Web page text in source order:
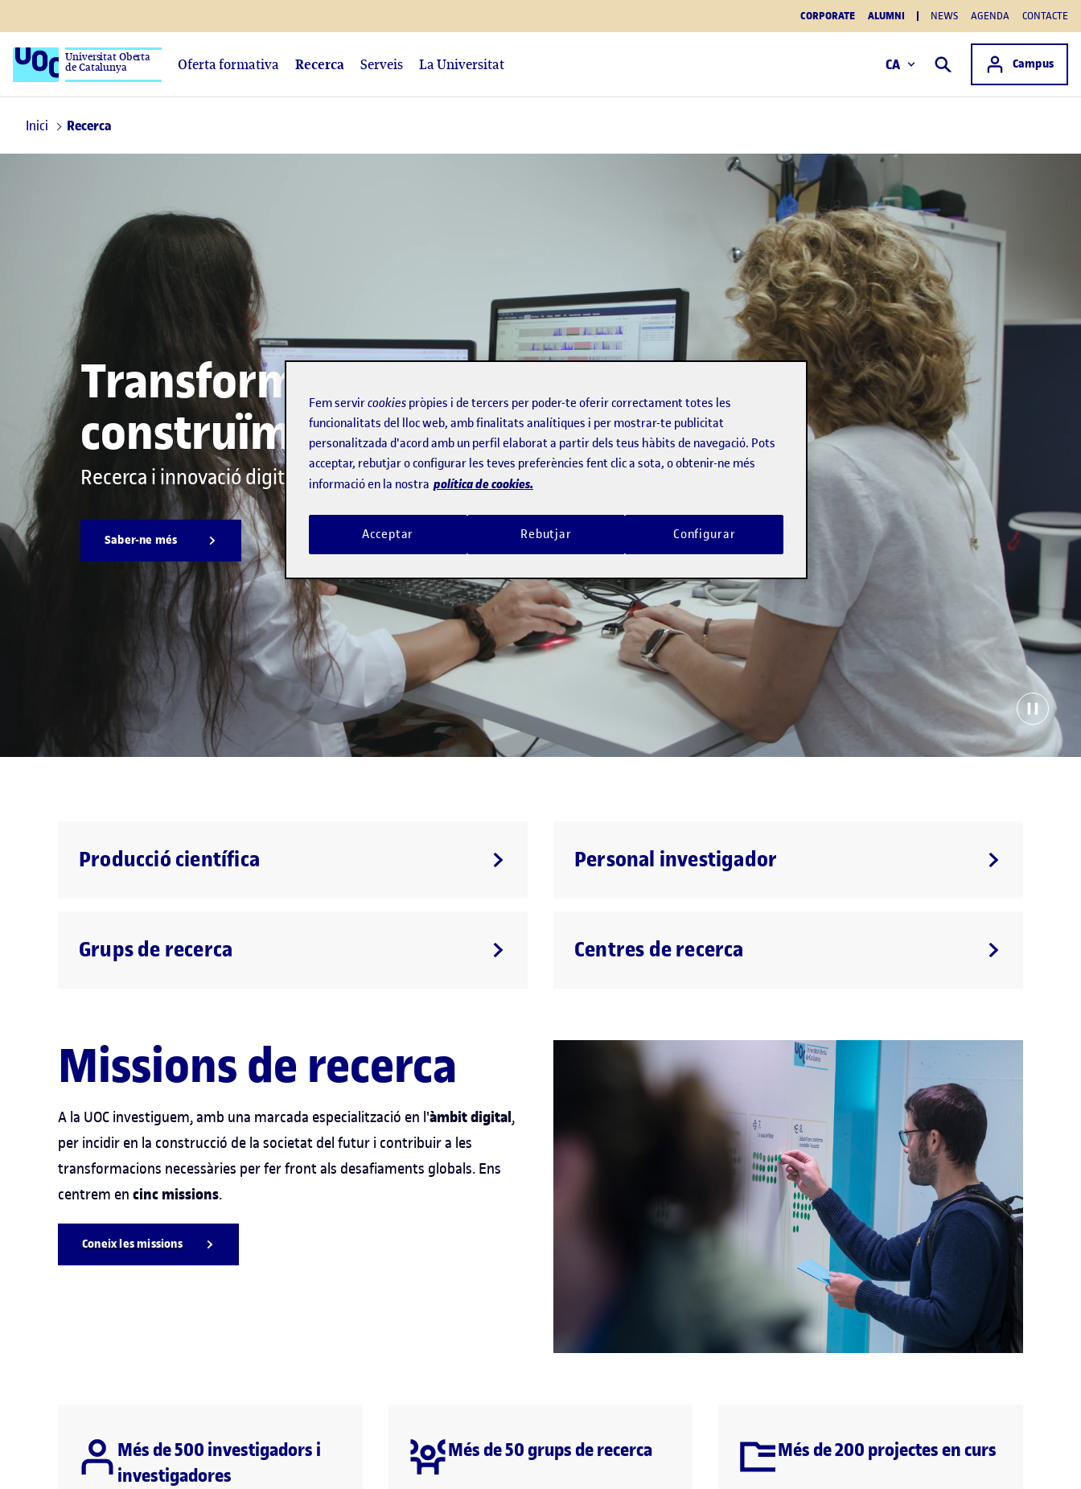
CORPORATE ALUMNI NEWS AGENDA CONTACTE
Universitat Oberta
de Catalunya Cercar
Accés a
Campus
Oferta formativa Recerca Serveis La Universitat CA
Inici Recerca
Transformem el present,
construïm el futur
Recerca i innovació digitals per fer front als reptes socials
Saber-ne més
Producció científica Personal investigador
Grups de recerca Centres de recerca
Missions de recerca
A la UOC investiguem, amb una marcada especialització en l'àmbit digital,
per incidir en la construcció de la societat del futur i contribuir a les
transformacions necessàries per fer front als desafiaments globals. Ens
centrem en cinc missions.
Coneix les missions
Més de 500 investigadors i
investigadores
Més de 50 grups de recerca Més de 200 projectes en curs
Fem servircookies pròpies i de tercers per poder-te oferir correctament totes les
funcionalitats del lloc web, amb finalitats analítiques i per mostrar-te publicitat
personalitzada d'acord amb un perfil elaborat a partir dels teus hàbits de navegació. Pots
acceptar, rebutjar o configurar les teves preferències fent clic a sota, o obtenir-ne més
informació en la nostra política de cookies.
Rebutjar
Acceptar Configurar